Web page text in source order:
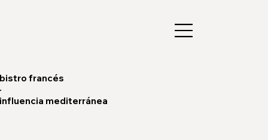
bistro francés
·
influencia mediterránea